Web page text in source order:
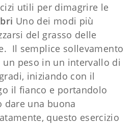
utili per dimagrire le
Uno dei modi più
del grasso delle
Il semplice sollevamento
un peso in un intervallo di
iniziando con il
il fianco e portandolo
dare una buona
questo esercizio